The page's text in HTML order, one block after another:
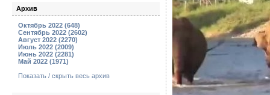
Архив
Октябрь 2022 (648)
Сентябрь 2022 (2602)
Август 2022 (2270)
Июль 2022 (2009)
Июнь 2022 (2281)
Май 2022 (1971)
Показать / скрыть весь архив